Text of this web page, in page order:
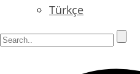
Türkçe